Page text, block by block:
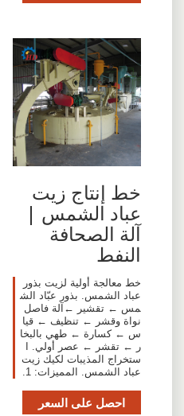
خط إنتاج زيت
عباد الشمس |
آلة الصحافة
النفط
خط معالجة أولية لزيت بذور
عباد الشمس. بذور عبّاد الش
مس ← تقشير ←آلة فاصل
نواة وقشر ← تنظيف ← قيا
س ← كسارة ← طهي بالبخا
ر ← تقشر ← عصر أولي. ا
ستخراج المذيبات لكيك زيت
عباد الشمس. المميزات: 1.
احصل على السعر